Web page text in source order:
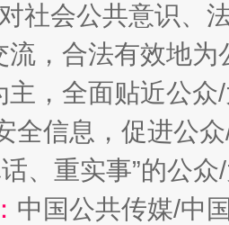
生
生
社会公共意识、
流，合法有效地
主，全面贴近公
全信息，促进公
、重实事”的公
中国公共传媒/中